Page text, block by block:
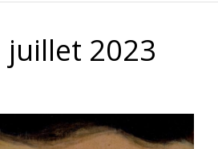
juillet 2023